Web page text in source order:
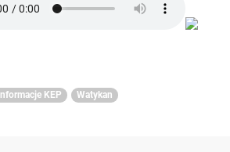
KEP Watykan